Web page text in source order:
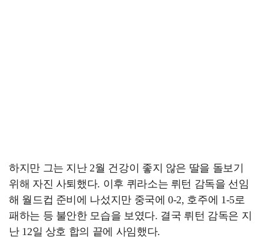
하지만 그는 지난 2월 건강이 좋지 않은 딸을 돌보기
위해 자진 사퇴했다. 이후 퀴라소는 뤼턴 감독을 선임
해 월드컵 준비에 나섰지만 중국에 0-2, 호주에 1-5로
패하는 등 불안한 모습을 보였다. 결국 뤼턴 감독은 지
난 12일 상호 합의 끝에 사임했다.